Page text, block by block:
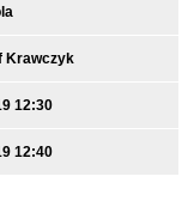
Krawczyk
12:30
12:40